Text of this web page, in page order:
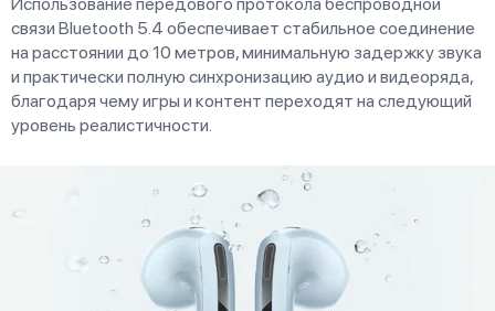
связи Bluetooth 5.4 обеспечивает стабильное соединение
на расстоянии до 10 метров, минимальную задержку звука
и практически полную синхронизацию аудио и видеоряда,
благодаря чему игры и контент переходят на следующий
уровень реалистичности.